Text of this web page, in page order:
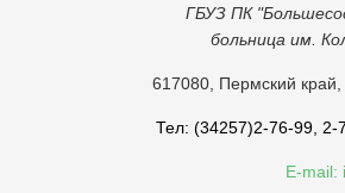
ГБУЗ ПК
больница им.
617080, Пермский
Тел: (34257)2-76-99, 2-
E-mail: